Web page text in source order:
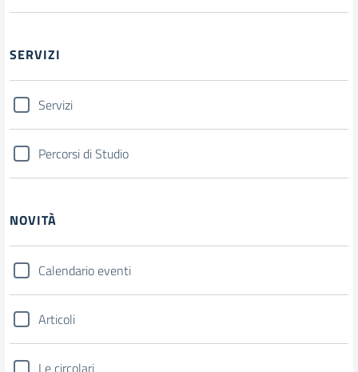
SERVIZI
Servizi
Percorsi di Studio
NOVITÀ
Calendario eventi
Articoli
Le circolari